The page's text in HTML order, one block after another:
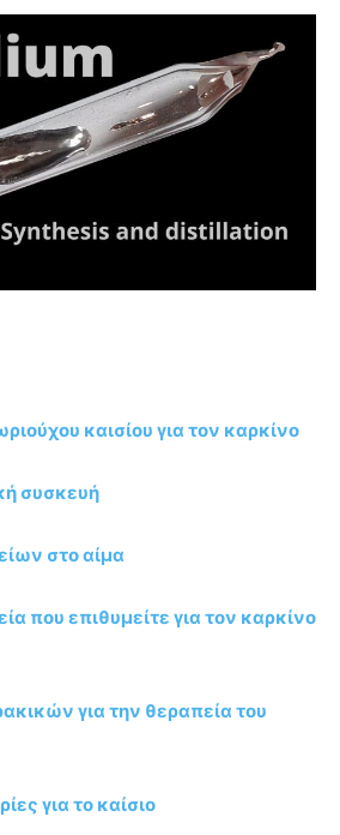
καισίου για τον καρκίνο
συσκευή
στο αίμα
που επιθυμείτε για τον καρκίνο
για την θεραπεία του
για το καίσιο